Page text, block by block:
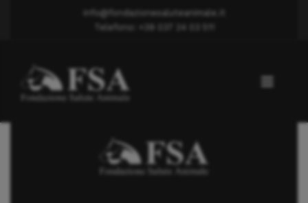
info@fondazionesaluteanimale.it
Telefono: +39 037 24 03 511
Displasia anca
Dott. Tacchetti Andrea